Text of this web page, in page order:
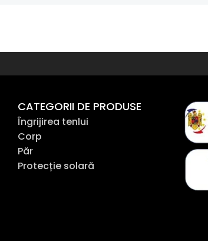
CATEGORII DE PRODUSE
Îngrijirea tenlui
Corp
Păr
Protecție solară